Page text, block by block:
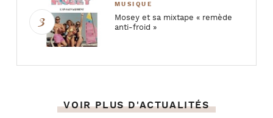
MUSIQUE
Mosey et sa mixtape « remède
anti-froid »
VOIR PLUS D'ACTUALITÉS